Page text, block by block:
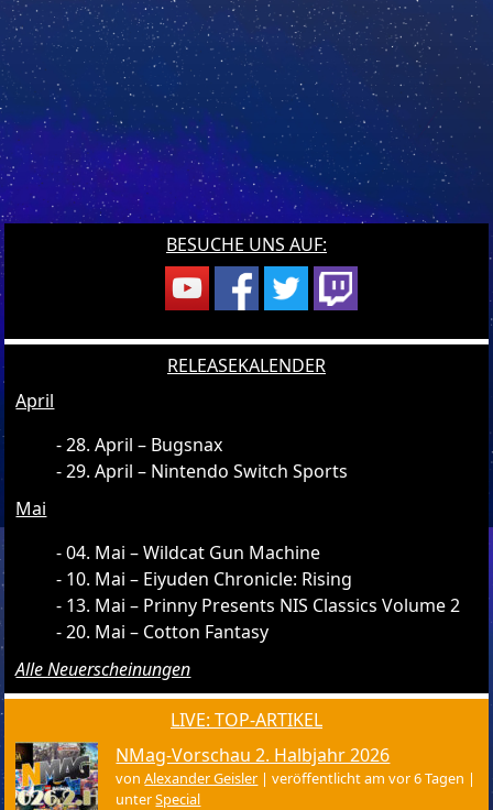
BESUCHE UNS AUF:
RELEASEKALENDER
April
28. April – Bugsnax
29. April – Nintendo Switch Sports
Mai
04. Mai – Wildcat Gun Machine
10. Mai – Eiyuden Chronicle: Rising
13. Mai – Prinny Presents NIS Classics Volume 2
20. Mai – Cotton Fantasy
Alle Neuerscheinungen
LIVE: TOP-ARTIKEL
NMag-Vorschau 2. Halbjahr 2026
vonAlexander Geisler |veröffentlicht am vor 6 Tagen |
unterSpecial